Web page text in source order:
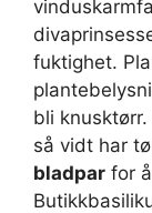
fuktighet.
bli
så vidt har
bladpar for